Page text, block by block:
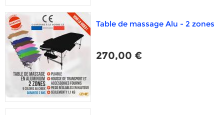
Table de massage Alu - 2 zones
270,00 €